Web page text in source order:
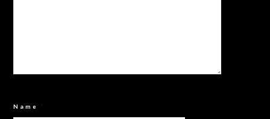
Name *